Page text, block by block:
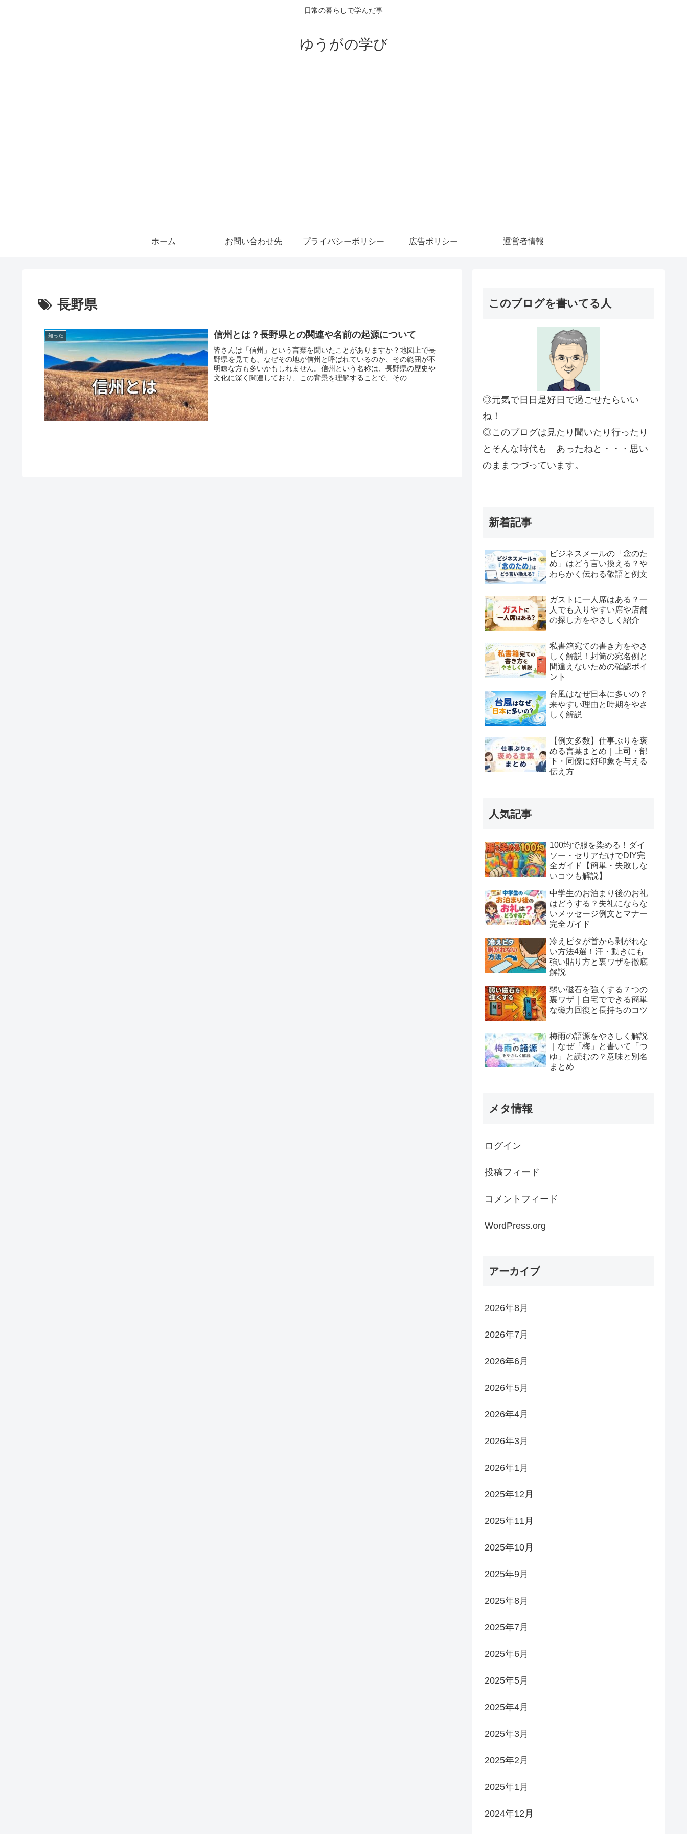
日常の暮らしで学んだ事
ゆうがの学び
ホーム お問い合わせ先 プライパシーポリシー 広告ポリシー 運営者情報
長野県
知った 信州とは？長野県との関連や名前の起源について
皆さんは「信州」という言葉を聞いたことがありますか？地図上で長
野県を見ても、なぜその地が信州と呼ばれているのか、その範囲が不
明瞭な方も多いかもしれません。信州という名称は、長野県の歴史や
文化に深く関連しており、この背景を理解することで、その...
このブログを書いてる人
◎元気で日日是好日で過ごせたらいい
ね！
◎このブログは見たり聞いたり行ったり
とそんな時代も あったねと・・・思い
のままつづっています。
新着記事
ビジネスメールの「念のた
め」はどう言い換える？や
わらかく伝わる敬語と例文
ガストに一人席はある？一
人でも入りやすい席や店舗
の探し方をやさしく紹介
私書箱宛ての書き方をやさ
しく解説！封筒の宛名例と
間違えないための確認ポイ
ント
台風はなぜ日本に多いの？
来やすい理由と時期をやさ
しく解説
【例文多数】仕事ぶりを褒
める言葉まとめ｜上司・部
下・同僚に好印象を与える
伝え方
人気記事
100均で服を染める！ダイ
ソー・セリアだけでDIY完
全ガイド【簡単・失敗しな
いコツも解説】
中学生のお泊まり後のお礼
はどうする？失礼にならな
いメッセージ例文とマナー
完全ガイド
冷えピタが首から剥がれな
い方法4選！汗・動きにも
強い貼り方と裏ワザを徹底
解説
弱い磁石を強くする７つの
裏ワザ｜自宅でできる簡単
な磁力回復と長持ちのコツ
梅雨の語源をやさしく解説
｜なぜ「梅」と書いて「つ
ゆ」と読むの？意味と別名
まとめ
メタ情報
ログイン
投稿フィード
コメントフィード
WordPress.org
アーカイブ
2026年8月
2026年7月
2026年6月
2026年5月
2026年4月
2026年3月
2026年1月
2025年12月
2025年11月
2025年10月
2025年9月
2025年8月
2025年7月
2025年6月
2025年5月
2025年4月
2025年3月
2025年2月
2025年1月
2024年12月